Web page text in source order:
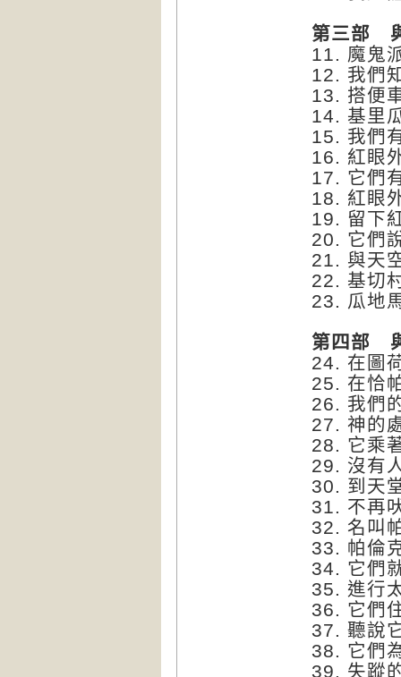
第三部
11. 魔鬼
12. 我們
13. 搭便
14. 基里
15. 我們
16. 紅眼
17. 它們
18. 紅眼
19. 留下
20. 它們
21. 與天
22. 基切
23. 瓜地
第四部
24. 在圖
25. 在恰
26. 我們
27. 神的
28. 它乘
29. 沒有
30. 到天
31. 不再
32. 名叫
33. 帕倫
34. 它們
35. 進行
36. 它們
37. 聽說
38. 它們
39. 失蹤